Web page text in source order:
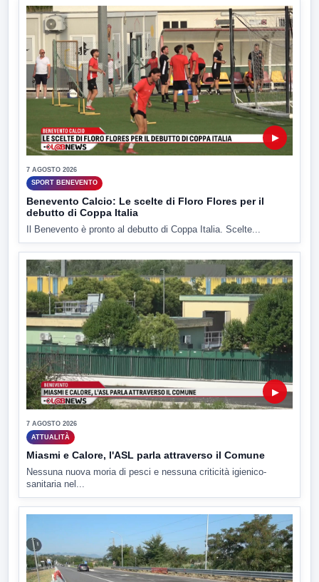
▶
7 AGOSTO 2026
SPORT BENEVENTO
Benevento Calcio: Le scelte di Floro Flores per il
debutto di Coppa Italia
Il Benevento è pronto al debutto di Coppa Italia. Scelte...
▶
7 AGOSTO 2026
ATTUALITÀ
Miasmi e Calore, l'ASL parla attraverso il Comune
Nessuna nuova moria di pesci e nessuna criticità igienico-
sanitaria nel...